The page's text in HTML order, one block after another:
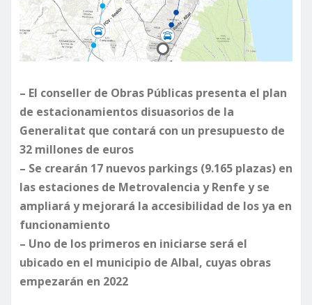
– El conseller de Obras Públicas presenta el plan
de estacionamientos disuasorios de la
Generalitat que contará con un presupuesto de
32 millones de euros
– Se crearán 17 nuevos parkings (9.165 plazas) en
las estaciones de Metrovalencia y Renfe y se
ampliará y mejorará la accesibilidad de los ya en
funcionamiento
– Uno de los primeros en iniciarse será el
ubicado en el municipio de Albal, cuyas obras
empezarán en 2022